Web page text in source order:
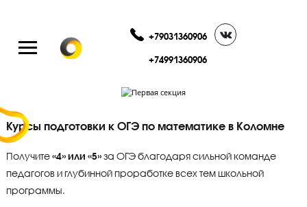
+79031360906
+74991360906
Курсы подготовки к ОГЭ по математике в
Получите«4» или «5»за ОГЭ благодаря сильной команде
педагогов и глубинной проработке всех тем школьной